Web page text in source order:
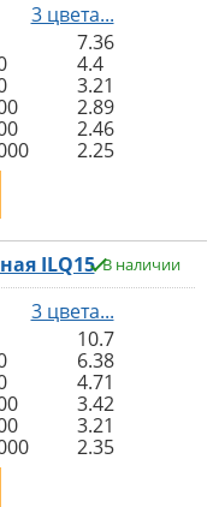
3 цвета...
7.36
4.4
3.21
2.89
2.46
2.25
ILQ15 В наличии
3 цвета...
10.7
6.38
4.71
3.42
3.21
2.35